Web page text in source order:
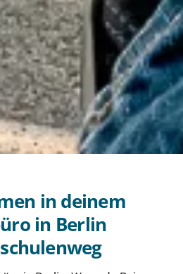
in deinem
in Berlin